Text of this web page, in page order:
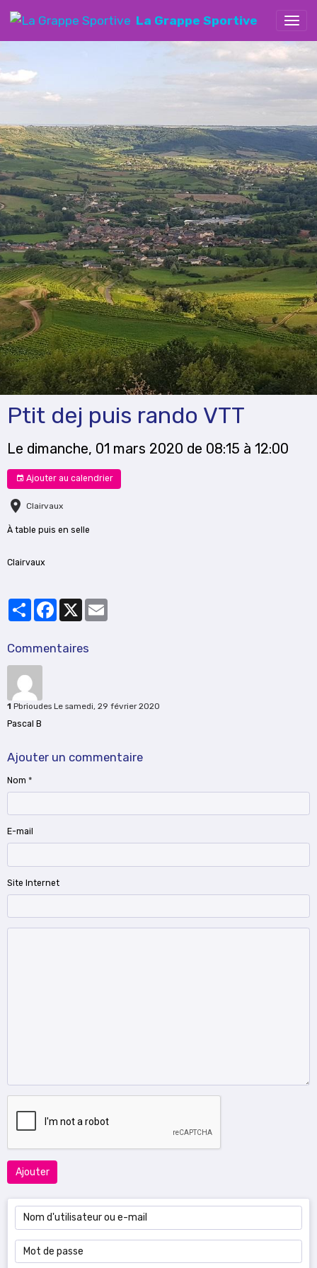
La Grappe Sportive
Ptit dej puis rando VTT
Le dimanche, 01 mars 2020 de 08:15 à 12:00
Ajouter au calendrier
Clairvaux
À table puis en selle
Clairvaux
PartagerFacebook
X
Commentaires
1 Pbrioudes Le samedi, 29 février 2020
Pascal B
Ajouter un commentaire
Nom
E-mail
Site Internet
Ajouter